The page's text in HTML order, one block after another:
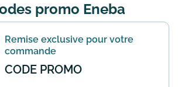
promo Eneba
Remise exclusive pour votre
commande
CODE PROMO